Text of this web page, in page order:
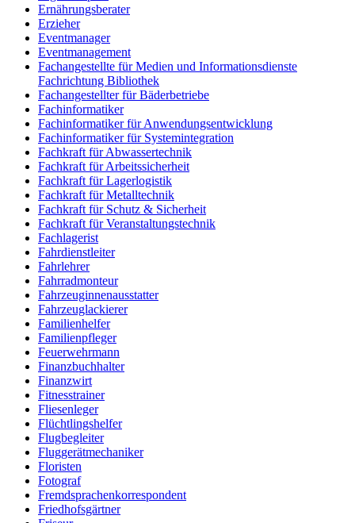
Ernährungsberater
Erzieher
Eventmanager
Eventmanagement
Fachangestellte für Medien und Informationsdienste
Fachrichtung Bibliothek
Fachangestellter für Bäderbetriebe
Fachinformatiker
Fachinformatiker für Anwendungsentwicklung
Fachinformatiker für Systemintegration
Fachkraft für Abwassertechnik
Fachkraft für Arbeitssicherheit
Fachkraft für Lagerlogistik
Fachkraft für Metalltechnik
Fachkraft für Schutz & Sicherheit
Fachkraft für Veranstaltungstechnik
Fachlagerist
Fahrdienstleiter
Fahrlehrer
Fahrradmonteur
Fahrzeuginnenausstatter
Fahrzeuglackierer
Familienhelfer
Familienpfleger
Feuerwehrmann
Finanzbuchhalter
Finanzwirt
Fitnesstrainer
Fliesenleger
Flüchtlingshelfer
Flugbegleiter
Fluggerätmechaniker
Floristen
Fotograf
Fremdsprachenkorrespondent
Friedhofsgärtner